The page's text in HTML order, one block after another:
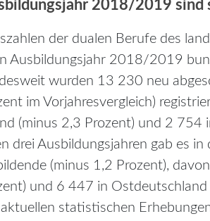
2018/2019 sind
der dualen Berufe des
Ausbildungsjahr 2018/2019
wurden 13 230 neu
im Vorjahresvergleich)
(minus 2,3 Prozent) und 2 754
drei Ausbildungsjahren gab es
(minus 1,2 Prozent),
und 6 447 in
statistischen